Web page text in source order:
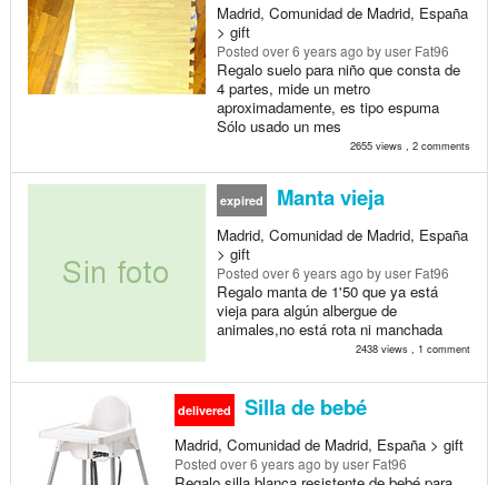
Madrid, Comunidad de Madrid, España
> gift
Posted over 6 years ago by user Fat96
Regalo suelo para niño que consta de
4 partes, mide un metro
aproximadamente, es tipo espuma
Sólo usado un mes
2655 views , 2 comments
expired Manta vieja
Madrid, Comunidad de Madrid, España
> gift
Posted over 6 years ago by user Fat96
Regalo manta de 1'50 que ya está
vieja para algún albergue de
animales,no está rota ni manchada
2438 views , 1 comment
delivered Silla de bebé
Madrid, Comunidad de Madrid, España > gift
Posted over 6 years ago by user Fat96